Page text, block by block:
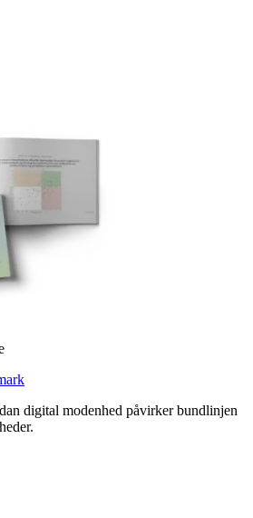
digital modenhed påvirker bundlinjen